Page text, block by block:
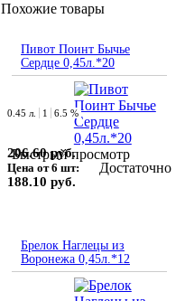
Похожие товары
Пивот Поинт Бычье
Сердце 0,45л.*20
Быстрый просмотр
0.45 л. 1 6.5 %
206.60 руб.
Цена от 6 шт:
188.10 руб.
Достаточно
Брелок Наглецы из
Воронежа 0,45л.*12